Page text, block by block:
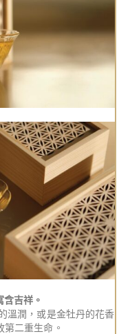
含吉祥。
溫潤，或是金牡丹的花香
二重生命。